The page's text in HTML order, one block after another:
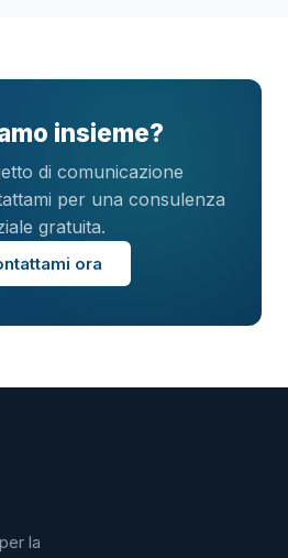
insieme?
di comunicazione
per una consulenza
gratuita.
ora
la